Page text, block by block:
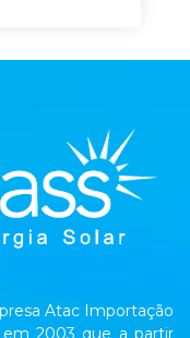
Atac Importação
em 2003 que a partir